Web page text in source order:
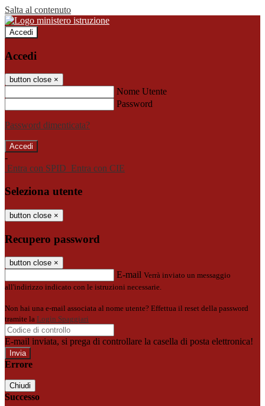
Salta al contenuto
Accedi
Accedi
button close ×
Nome Utente
Password
Password dimenticata?
-
Entra con SPID Entra con CIE
Seleziona utente
button close ×
Recupero password
button close ×
E-mail Verrà inviato un messaggio
all'indirizzo indicato con le istruzioni necessarie.
Non hai una e-mail associata al nome utente? Effettua il reset della password
tramite la Login Spaggiari
E-mail inviata, si prega di controllare la casella di posta elettronica!
Errore
Chiudi
Successo